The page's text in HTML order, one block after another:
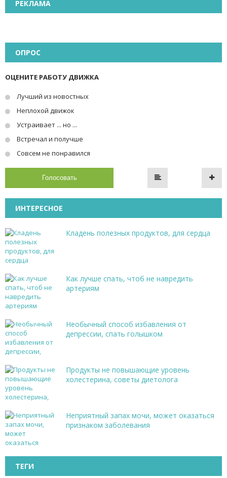
РЕКЛАМА
ОПРОС
ОЦЕНИТЕ РАБОТУ ДВИЖКА
Лучший из новостных
Неплохой движок
Устраивает ... но ...
Встречал и получше
Совсем не понравился
Голосовать
ИНТЕРЕСНОЕ
Кладень полезных продуктов, для сердца
Как лучше спать, чтоб не навредить
артериям
Необычный способ избавления от
депрессии, спать голышком
Продукты не повышающие уровень
холестерина, советы диетолога
Неприятный запах мочи, может оказаться
признаком заболевания
ТЕГИ